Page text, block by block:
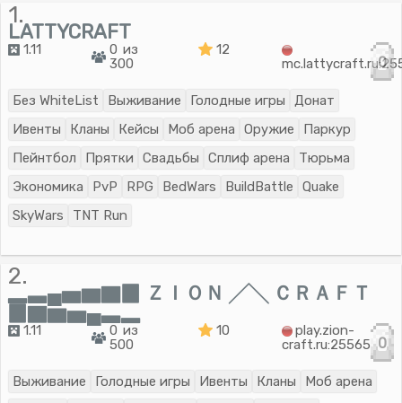
1.
LATTYCRAFT
1.11
0 из
300
12
0
Без WhiteList Выживание Голодные игры
Донат
Ивенты
Кланы Кейсы Моб арена Оружие
Паркур
Пейнтбол
Прятки Свадьбы Сплиф арена
Тюрьма
Экономика
PvP RPG BedWars BuildBattle
Quake
SkyWars
TNT Run
2.
▂▃▄▅▆▇▉ ＺＩＯＮ ╱╲ ＣＲＡＦＴ
▉▇▆▅▄▃▂
1.11
0 из
500
10
play.zion-
craft.ru:25565 0
Выживание Голодные игры Ивенты Кланы
Моб арена